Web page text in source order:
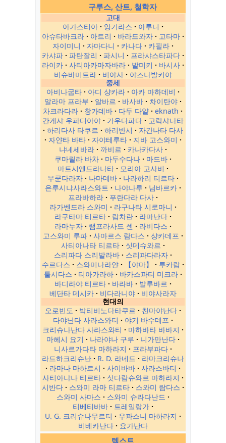
구루스, 산트, 철학자
고대
아가스티아 앙기라스
아루니
아슈타바크라
아트리 바라드와자
고타마
자이미니
자마다니 카나다
카필라
카샤파
파탄잘리 파시니
프라샤스타파다
라이카
사티아카마자바라 발미키
바시사
비슈바미트라
비야사 야즈나발키야
중세
아비나굽타 아디 샹카라
아카 마하데비
알라마 프라부
알바르 바사바
차이탄야
차크라다라
창가데바 다두 다얄
eknath
간게샤 우파디아야
가우다파다
고락샤나타
하리다사 타쿠르
하리반시
자간나타 다사
자얀타 바타
자야테루타
지바 고스와미
냐네세바라
까비르
카나카다사
쿠마릴라 바차
마두수다나
마드바
마트시엔드라나타
모리아 고사비
무쿤다라자
나마데바
나라하리 티르타
은루시냐사라스와트
나야나루
님바르카
프라바하라
푸란다라 다사
라가벤드라 스와미
라구나타 시로마니
라구타마 티르타
람차란
라마난다
라마누자
램프라사드 센
라비다스
고스와미 루파
사마르스 람다스
샹카데프
사티아나타 티르타
싯데슈와르
스리파다 스리발라바
스리파다라자
수르다스
스와미나라얀 【야마】
투카람
툴시다스
티아가라하
바카스파티 미크라
바디라야 티르타
바라바
발루바르
베단타 데시카
비다라니야 비야사라자
현대의
오로빈도 박티비노다타쿠르
친마야난다
다야난다 사라스와티
야기 바수데프
크리슈나난다 사라스와티
마하바타 바바지
마헤시 요기
나라야나 구루
니가만난다
니사르가다타 마하라지
프라부파다
라드하크리슈난
R. D. 라네드
라마크리슈나
라마나 마하르시
사이바바
사라스바티
사티아냐나 티르타
싯다람슈와르 마하라지
시반다
스와미 라마 티르타
스와미 람다스
스와미 사마스
스와미 슈라다난드
티베티바바
트레일랑가
U. G. 크리슈나무르티
우파스니 마하라지
비베카난다
요가난다
텍스트